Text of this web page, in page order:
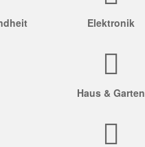
Elektronik
Haus & Garten